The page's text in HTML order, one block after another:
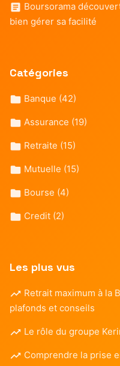
Boursorama
bien gérer sa facilité
Catégories
Banque (42)
Assurance (19)
Retraite (15)
Mutuelle (15)
Bourse (4)
Credit (2)
Les plus vus
Retrait maximum à la
plafonds et conseils
Le rôle du groupe
Comprendre la prise